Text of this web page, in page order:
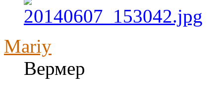
Mariy
Вермер